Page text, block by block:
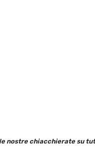
nostre chiacchierate su